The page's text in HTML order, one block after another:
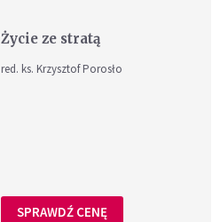
Życie ze stratą
red. ks. Krzysztof Porosło
SPRAWDŹ CENĘ